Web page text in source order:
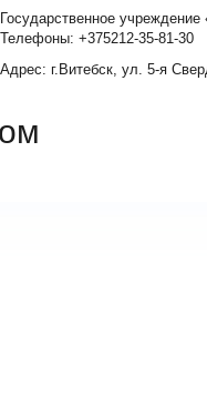
Государственное
Телефоны: +375212-35-81-30
Адрес: г.Витебск, ул. 5-я